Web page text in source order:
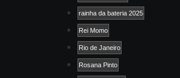
rainha da bateria 2025
Rei Momo
Rio de Janeiro
Rosana Pinto